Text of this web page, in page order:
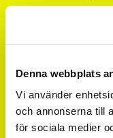
Denna webbplats
Vi använder
och annonserna till
för sociala medier